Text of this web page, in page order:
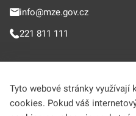
info@mze.gov.cz
221 811 111
Tyto webové stránky využívají
cookies. Pokud váš